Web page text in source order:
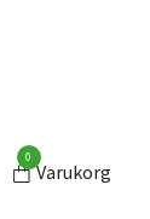
0
Varukorg